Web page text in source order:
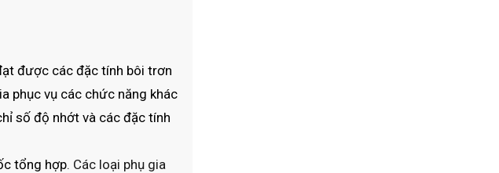
được các đặc tính bôi trơn
phục vụ các chức năng khác
số độ nhớt và các đặc tính
tổng hợp. Các loại phụ gia